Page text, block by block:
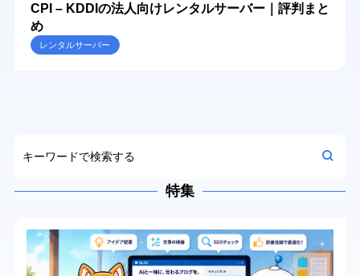
CPI – KDDIの法人向けレンタルサーバー｜評判まと
め
レンタルサーバー
特集